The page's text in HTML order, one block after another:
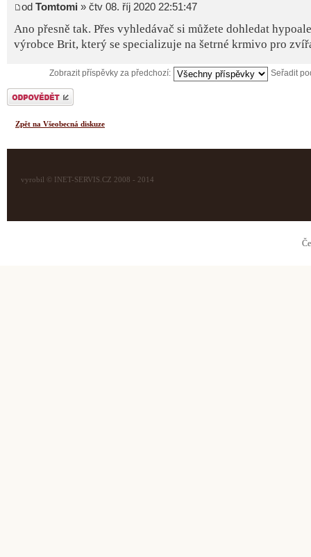
od Tomtomi » čtv 08. říj 2020 22:51:47
Ano přesně tak. Přes vyhledávač si můžete dohledat
výrobce Brit, který se specializuje na šetrné krmivo pro
Zobrazit příspěvky za předchozí: Seřadit
Odeslat odpověď
Zpět na Všeobecná diskuze
vyrobil © INET-SERVIS.CZ 2008 - 2014